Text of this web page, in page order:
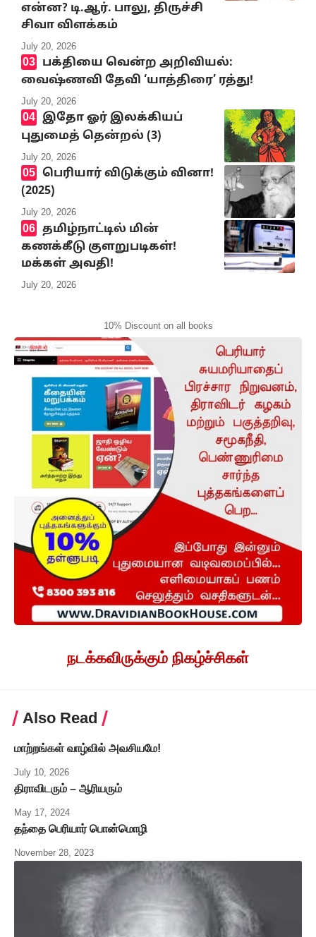
என்ன? டி.ஆர். பாலு, திருச்சி
சிவா விளக்கம்
July 20, 2026
பக்தியை வென்ற அறிவியல்:
வைஷ்ணவி தேவி ‘யாத்திரை’ ரத்து!
July 20, 2026
இதோ ஓர் இலக்கியப்
புதுமைத் தென்றல் (3)
July 20, 2026
பெரியார் விடுக்கும் வினா!
(2025)
July 20, 2026
தமிழ்நாட்டில் மின்
கணக்கீடு குளறுபடிகள்!
மக்கள் அவதி!
July 20, 2026
10% Discount on all books
நடக்கவிருக்கும் நிகழ்ச்சிகள்
Also Read
மாற்றங்கள் வாழ்வில் அவசியமே!
July 10, 2026
திராவிடரும் – ஆரியரும்
May 17, 2024
தந்தை பெரியார் பொன்மொழி
November 28, 2023